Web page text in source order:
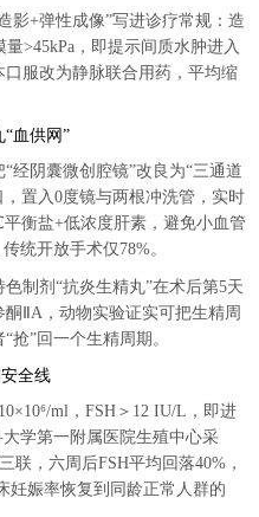
影+弹性成像”写进诊疗常规：造
>45kPa，即提示间质水肿进入
服改为静脉联合用药，平均缩
血供网”
经阴囊微创腔镜”改良为“三通道
置入0度镜与两根冲洗管，实时
衡盐+低浓度肝素，避免小血管
统开放手术仅78%。
制剂“抗炎生精丸”在术后第5天
ⅡA，动物实验证实可把生精周
抢”回一个生精周期。
全线
ml，FSH＞12 IU/L，即进
学第一附属医院生殖中心采
联，六周后FSH平均回落40%，
妊娠率恢复到同龄正常人群的